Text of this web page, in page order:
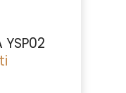
YSP02